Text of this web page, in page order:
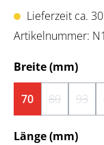
Lieferzeit ca.
Artikelnummer:
Breite (mm)
70 80(Diese93
Länge (mm)